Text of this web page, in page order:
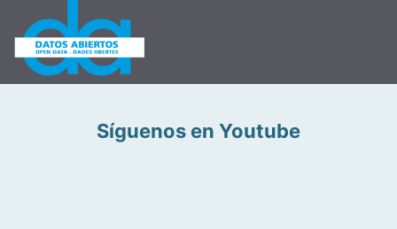
Síguenos en Youtube